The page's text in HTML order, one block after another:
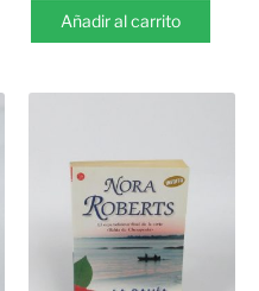
Añadir al carrito